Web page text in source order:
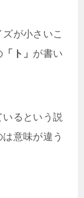
が小さいこ
「ト」 が書い
いるという説
は意味が違う